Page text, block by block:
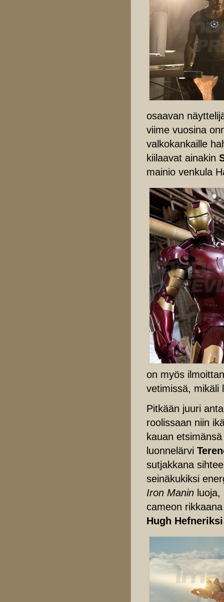
osaavan
viime vuosina
valkokankaille
kiilaavat ainakin
mainio venkula
on myös
vetimissä,
Pitkään juuri
roolissaan niin
kauan
luonnelärvi
sutjakkana
seinäkukiksi
Iron Manin
cameon
Hugh Hefneriksi